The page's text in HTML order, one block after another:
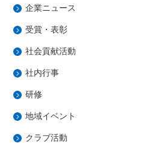
企業ニュース
受賞・表彰
社会貢献活動
社内行事
研修
地域イベント
クラブ活動